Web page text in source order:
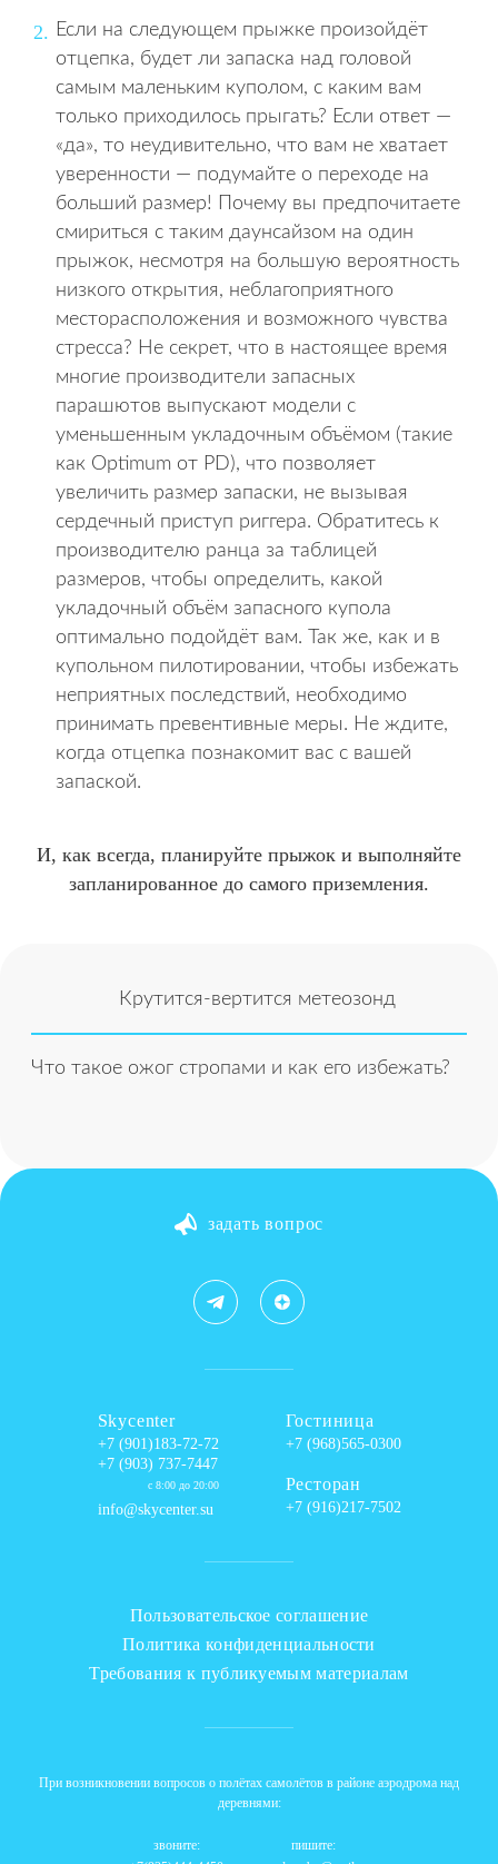
Если на следующем прыжке произойдёт
отцепка, будет ли запаска над головой
самым маленьким куполом, с каким вам
только приходилось прыгать? Если ответ —
«да», то неудивительно, что вам не хватает
уверенности — подумайте о переходе на
больший размер! Почему вы предпочитаете
смириться с таким даунсайзом на один
прыжок, несмотря на большую вероятность
низкого открытия, неблагоприятного
месторасположения и возможного чувства
стресса? Не секрет, что в настоящее время
многие производители запасных
парашютов выпускают модели с
уменьшенным укладочным объёмом (такие
как Optimum от PD), что позволяет
увеличить размер запаски, не вызывая
сердечный приступ риггера. Обратитесь к
производителю ранца за таблицей
размеров, чтобы определить, какой
укладочный объём запасного купола
оптимально подойдёт вам. Так же, как и в
купольном пилотировании, чтобы избежать
неприятных последствий, необходимо
принимать превентивные меры. Не ждите,
когда отцепка познакомит вас с вашей
запаской.
И, как всегда, планируйте прыжок и выполняйте
запланированное до самого приземления.
Крутится-вертится метеозонд
Что такое ожог стропами и как его избежать?
задать вопрос
Skycenter
+7 (901)183-72-72
+7 (903) 737-7447
с 8:00 до 20:00
info@skycenter.su
Гостиница
+7 (968)565-0300
Ресторан
+7 (916)217-7502
Пользовательское соглашение
Политика конфиденциальности
Требования к публикуемым материалам
При возникновении вопросов о полётах самолётов в районе аэродрома над
деревнями:
звоните:
пишите: